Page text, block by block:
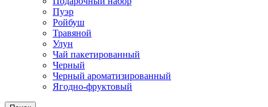
Пуэр
Ройбуш
Травяной
Улун
Чай пакетированный
Черный
Черный ароматизированный
Ягодно-фруктовый